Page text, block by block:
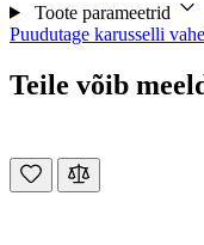
Toote parameetrid
Puudutage karusselli
Teile võib